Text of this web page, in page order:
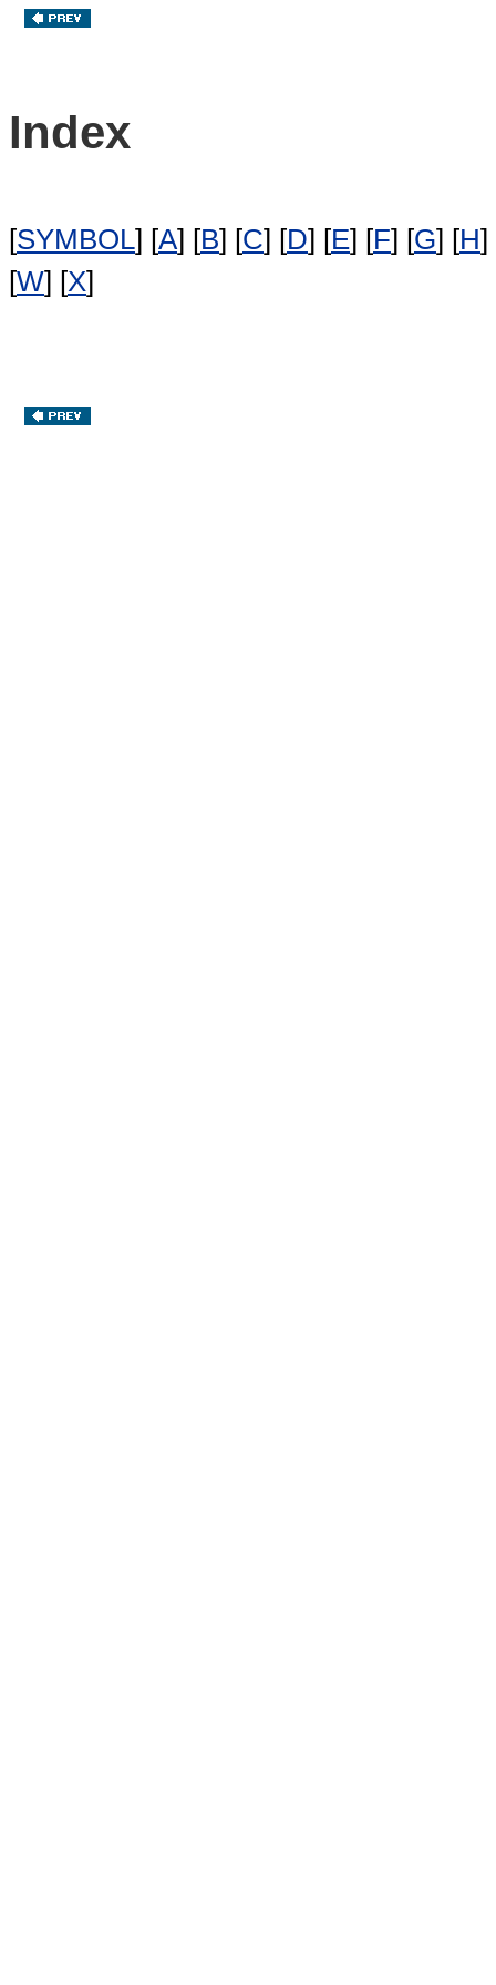
Index
[SYMBOL] [A] [B] [C] [D] [E] [F] [G] [H]
[W] [X]